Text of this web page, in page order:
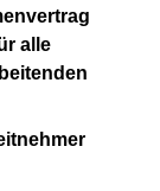
alle